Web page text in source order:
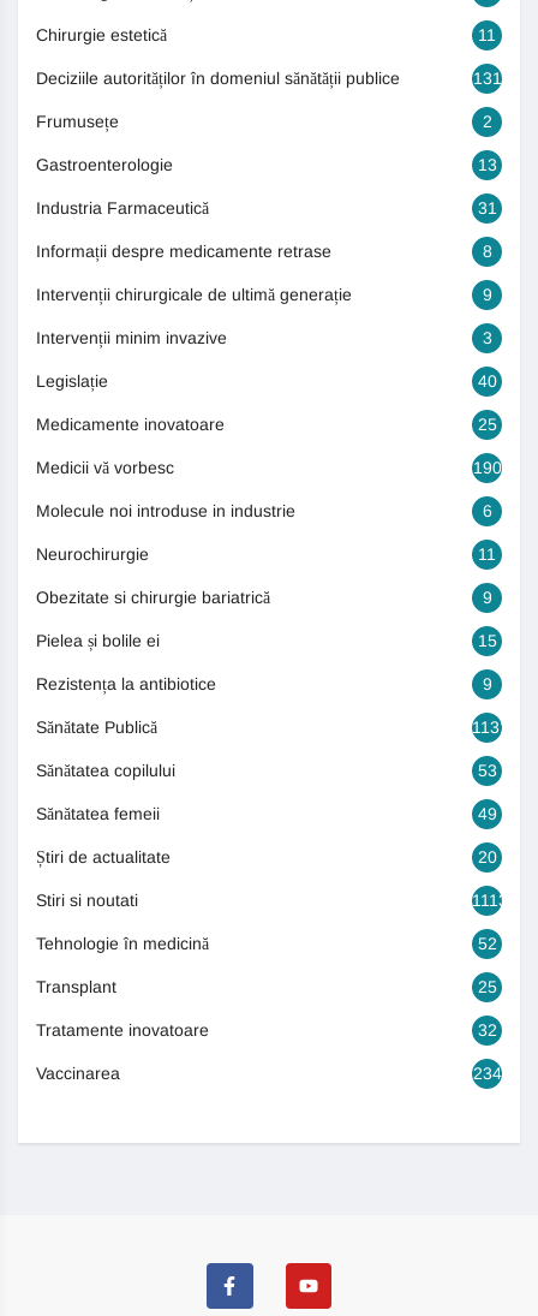
Chirurgie estetică 11
Deciziile autorităților în domeniul sănătății publice 131
Frumusețe 2
Gastroenterologie 13
Industria Farmaceutică 31
Informații despre medicamente retrase 8
Intervenții chirurgicale de ultimă generație 9
Intervenții minim invazive 3
Legislație 40
Medicamente inovatoare 25
Medicii vă vorbesc 190
Molecule noi introduse in industrie 6
Neurochirurgie 11
Obezitate si chirurgie bariatrică 9
Pielea și bolile ei 15
Rezistența la antibiotice 9
Sănătate Publică 1131
Sănătatea copilului 53
Sănătatea femeii 49
Știri de actualitate 20
Stiri si noutati 1113
Tehnologie în medicină 52
Transplant 25
Tratamente inovatoare 32
Vaccinarea 234